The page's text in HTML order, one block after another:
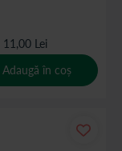
11,00 Lei
Adaugă în coș